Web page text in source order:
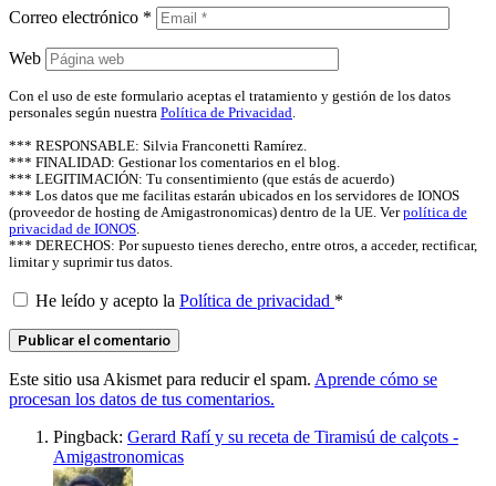
Correo electrónico *
Web
Con el uso de este formulario aceptas el tratamiento y gestión de los datos
personales según nuestra Política de Privacidad
*** RESPONSABLE: Silvia Franconetti Ramírez.
*** FINALIDAD: Gestionar los comentarios en el blog.
*** LEGITIMACIÓN: Tu consentimiento (que estás de acuerdo)
*** Los datos que me facilitas estarán ubicados en los servidores de IONOS
(proveedor de hosting de Amigastronomicas) dentro de la UE. Verpolítica de
privacidad de IONOS
*** DERECHOS: Por supuesto tienes derecho, entre otros, a acceder, rectificar,
limitar y suprimir tus datos.
He leído y acepto la Política de privacidad *
Este sitio usa Akismet para reducir el spam. Aprende cómo se
procesan los datos de tus comentarios.
Pingback: Gerard Rafí y su receta de Tiramisú de calçots -
Amigastronomicas
says: